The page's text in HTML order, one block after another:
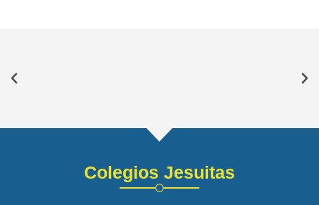
Colegios Jesuitas